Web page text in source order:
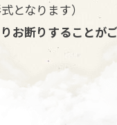
となります）
お断りすることが